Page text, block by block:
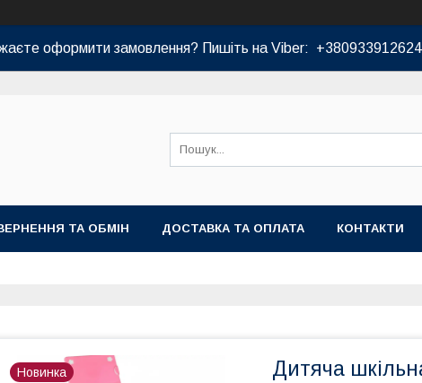
оформити замовлення? Пишіть на Viber: +380933912624
ТА ОБМІН ДОСТАВКА ТА ОПЛАТА КОНТАКТИ
Новинка
Дитяча